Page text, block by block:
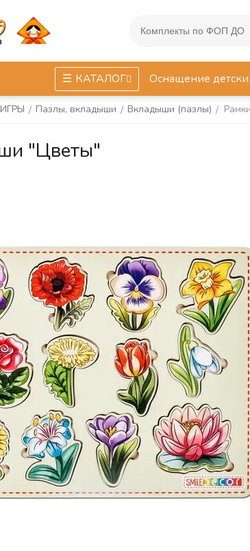
КАТАЛОГ Оснащение
/ Пазлы, вкладыши / Вкладыши (пазлы) /
"Цветы"